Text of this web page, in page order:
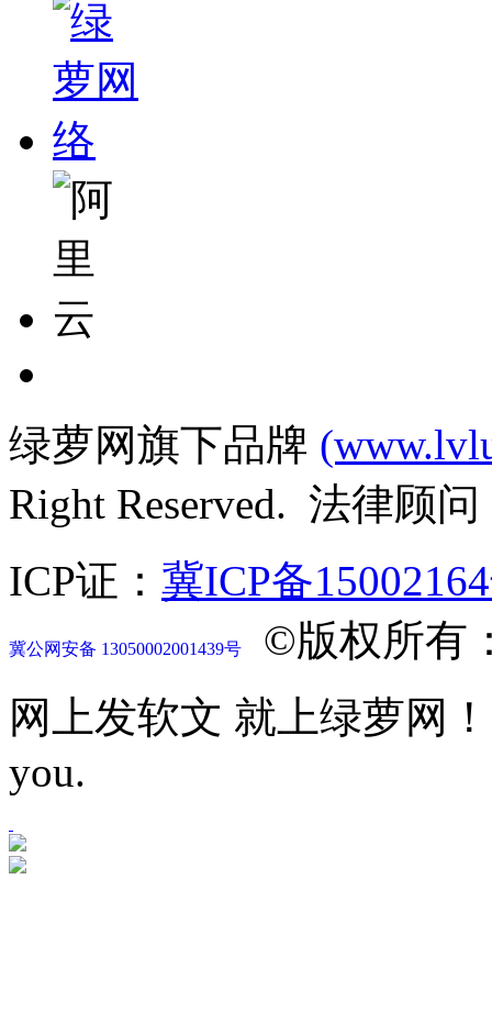
绿萝网旗下品牌
Right Reserved. 法律顾
ICP证： 冀ICP备
冀公网安备 13050002001439号
©版权所有
网上发软文 就上绿萝网！
you.